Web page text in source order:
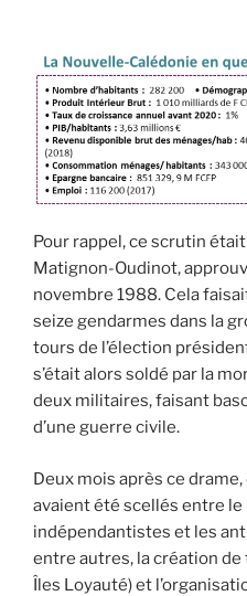
Pour rappel, ce scrutin
Matignon-Oudinot,
novembre 1988. Cela
seize gendarmes dans la
tours de l’élection
s’était alors soldé par la
deux militaires, faisant
d’une guerre civile.
Deux mois après ce
avaient été scellés entre
indépendantistes et les
entre autres, la création
Îles Loyauté) et